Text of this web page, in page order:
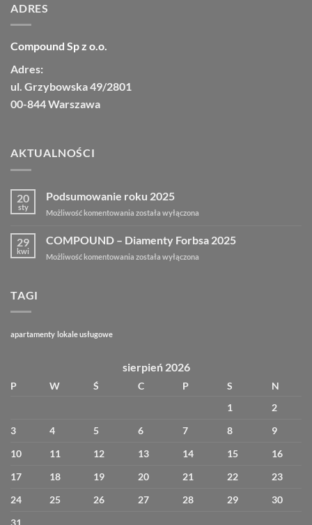
ADRES
Compound Sp z o.o.
Adres:
ul. Grzybowska 49/2801
00-844 Warszawa
AKTUALNOŚCI
20
sty
Podsumowanie roku 2025
Możliwość komentowania Podsumowanie
2025
została wyłączona
29
kwi
COMPOUND – Diamenty Forbsa 2025
Możliwość komentowania COMPOUND
została wyłączona
TAGI
apartamenty lokale usługowe
sierpień 2026
P W Ś C P S
N
1
2
3
4 5 6 7 8
9
10
11 12 13 14 15
16
17
18 19 20 21 22
23
24
25 26 27 28 29
30
31